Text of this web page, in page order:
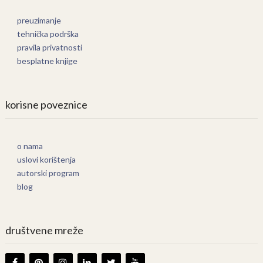
preuzimanje
tehnička podrška
pravila privatnosti
besplatne knjige
korisne poveznice
o nama
uslovi korištenja
autorski program
blog
društvene mreže